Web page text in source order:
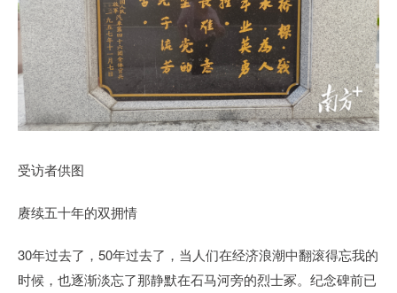
受访者供图
赓续五十年的双拥情
30年过去了，50年过去了，当人们在经济浪潮中翻滚得忘我的
时候，也逐渐淡忘了那静默在石马河旁的烈士冢。纪念碑前已